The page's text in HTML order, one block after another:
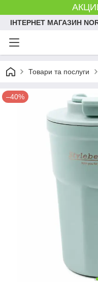
ІНТЕРНЕТ МАГАЗИН
Товари та послуги
–40%